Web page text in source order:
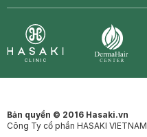
Bản quyền © 2016 Hasaki.vn
Công Ty cổ phần HASAKI VIETNAM